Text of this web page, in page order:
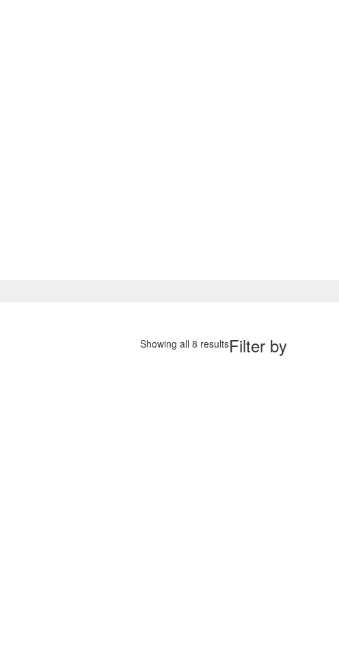
Showing all 8 resultsFilter by